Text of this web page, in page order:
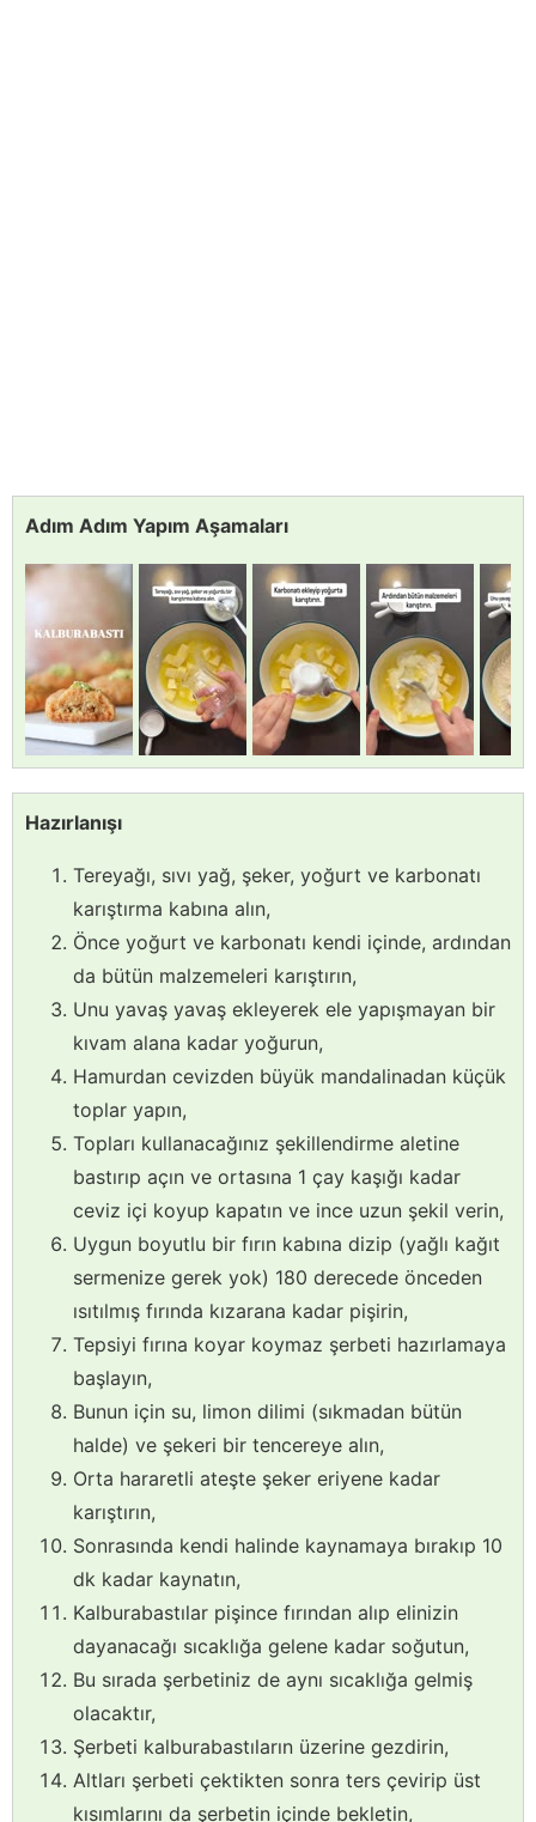
Adım Adım Yapım Aşamaları
Hazırlanışı
Tereyağı, sıvı yağ, şeker, yoğurt ve karbonatı
karıştırma kabına alın,
Önce yoğurt ve karbonatı kendi içinde, ardından
da bütün malzemeleri karıştırın,
Unu yavaş yavaş ekleyerek ele yapışmayan bir
kıvam alana kadar yoğurun,
Hamurdan cevizden büyük mandalinadan küçük
toplar yapın,
Topları kullanacağınız şekillendirme aletine
bastırıp açın ve ortasına 1 çay kaşığı kadar
ceviz içi koyup kapatın ve ince uzun şekil verin,
Uygun boyutlu bir fırın kabına dizip (yağlı kağıt
sermenize gerek yok) 180 derecede önceden
ısıtılmış fırında kızarana kadar pişirin,
Tepsiyi fırına koyar koymaz şerbeti hazırlamaya
başlayın,
Bunun için su, limon dilimi (sıkmadan bütün
halde) ve şekeri bir tencereye alın,
Orta hararetli ateşte şeker eriyene kadar
karıştırın,
Sonrasında kendi halinde kaynamaya bırakıp 10
dk kadar kaynatın,
Kalburabastılar pişince fırından alıp elinizin
dayanacağı sıcaklığa gelene kadar soğutun,
Bu sırada şerbetiniz de aynı sıcaklığa gelmiş
olacaktır,
Şerbeti kalburabastıların üzerine gezdirin,
Altları şerbeti çektikten sonra ters çevirip üst
kısımlarını da şerbetin içinde bekletin,